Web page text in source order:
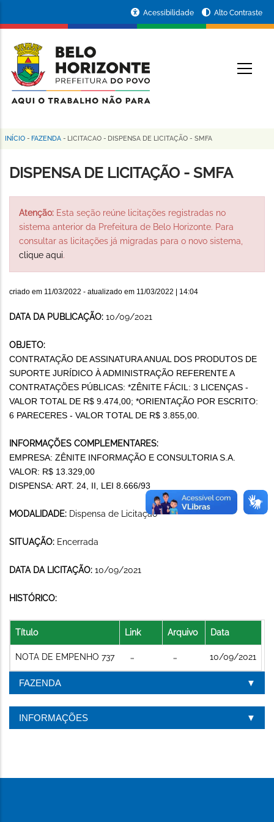
conteúdo
principal
da
Prefeitura
de
Horizonte
Acessibilidade Alto Contraste
Trilha
de
INÍCIO - FAZENDA - LICITACAO - DISPENSA DE LICITAÇÃO - SMFA
DISPENSA DE LICITAÇÃO - SMFA
Atenção: Esta seção reúne licitações registradas no
sistema anterior da Prefeitura de Belo Horizonte. Para
consultar as licitações já migradas para o novo sistema,
clique aqui.
criado em 11/03/2022 - atualizado em 11/03/2022 | 14:04
DATA DA PUBLICAÇÃO: 10/09/2021
OBJETO:
CONTRATAÇÃO DE ASSINATURA ANUAL DOS PRODUTOS DE
SUPORTE JURÍDICO À ADMINISTRAÇÃO REFERENTE A
CONTRATAÇÕES PÚBLICAS: *ZÊNITE FÁCIL: 3 LICENÇAS -
VALOR TOTAL DE R$ 9.474,00; *ORIENTAÇÃO POR ESCRITO:
6 PARECERES - VALOR TOTAL DE R$ 3.855,00.
INFORMAÇÕES COMPLEMENTARES:
EMPRESA: ZÊNITE INFORMAÇÃO E CONSULTORIA S.A.
VALOR: R$ 13.329,00
DISPENSA: ART. 24, II, LEI 8.666/93
MODALIDADE: Dispensa de Licitação
SITUAÇÃO: Encerrada
DATA DA LICITAÇÃO: 10/09/2021
HISTÓRICO:
Título Link Arquivo Data
NOTA DE EMPENHO 737 10/09/2021
FAZENDA
INFORMAÇÕES